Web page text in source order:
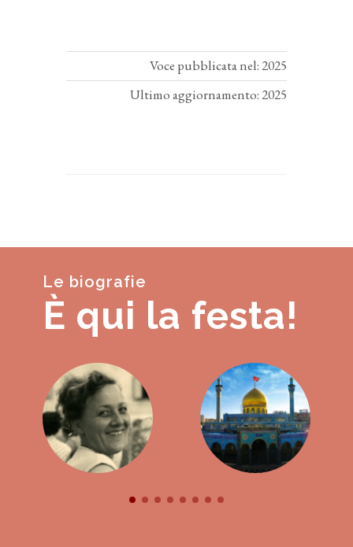
Voce pubblicata nel: 2025
Ultimo aggiornamento: 2025
Le biografie
È qui la festa!